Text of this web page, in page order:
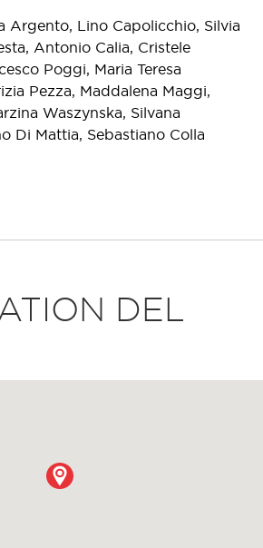
Argento, Lino Capolicchio, Silvia
Antonio Calia, Cristele
Poggi, Maria Teresa
Pezza, Maddalena Maggi,
Waszynska, Silvana
Di Mattia, Sebastiano Colla
DEL